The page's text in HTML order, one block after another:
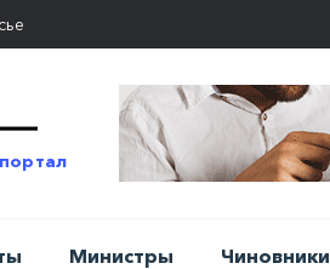
Министры Чиновники